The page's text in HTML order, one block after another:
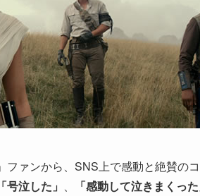
ァンから、SNS上で感動と絶賛の
「号泣した」 、 「感動して泣きまくった